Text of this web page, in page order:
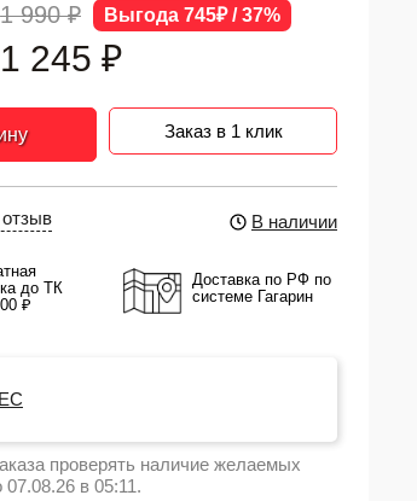
1 990 ₽ Выгода 745₽ / 37%
1 245 ₽
Заказ в 1 клик
В наличии
до ТК
₽
Доставка по РФ по
системе Гагарин
проверять наличие желаемых
07.08.26 в 05:11.